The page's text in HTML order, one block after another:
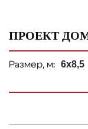
ПРОЕКТ
Размер, м: 6х8,5